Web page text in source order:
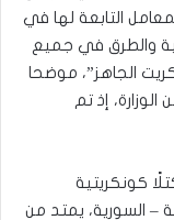
التابعة لها في
والطرق في جميع
الجاهز”، موضحا
عام 2023 بدعم من الوزارة، إذ تم
كونكريتية
– السورية، يمتد من